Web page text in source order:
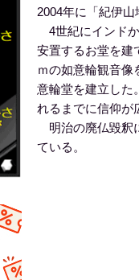
2004年に「紀伊
4世紀にインド
安置するお堂を建
ｍの如意輪観音像
意輪堂を建立した
れるまでに信仰が
明治の廃仏毀釈
ている。